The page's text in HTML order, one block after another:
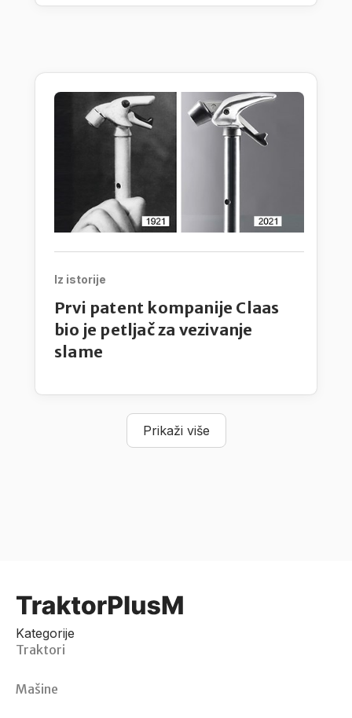
Iz istorije
Prvi patent kompanije Claas
bio je petljač za vezivanje
slame
Prikaži više
Kategorije
Traktori
Mašine